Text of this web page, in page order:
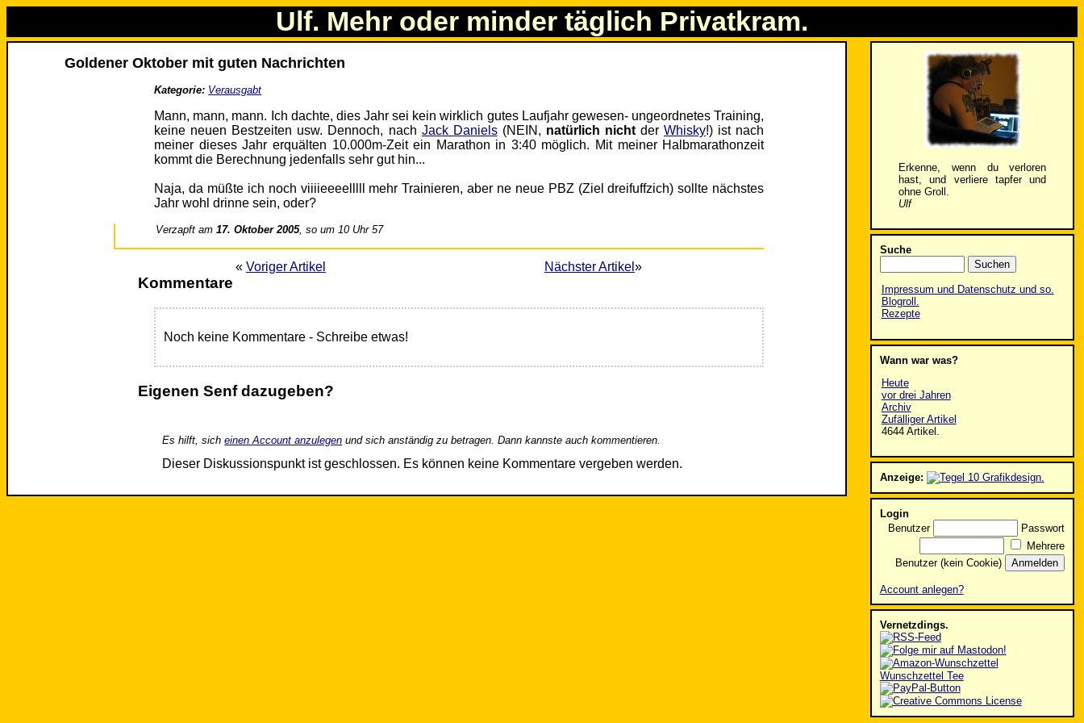
Ulf. Mehr oder minder täglich Privatkram.
Goldener Oktober mit guten Nachrichten
Kategorie: Verausgabt
Mann, mann, mann. Ich dachte, dies Jahr sei kein wirklich gutes Laufjahr gewesen- ungeordnetes Training,
keine neuen Bestzeiten usw. Dennoch, nach Jack Daniels(NEIN, natürlich nichtderWhisky!) ist nach
meiner dieses Jahr erquälten 10.000m-Zeit ein Marathon in 3:40 möglich. Mit meiner Halbmarathonzeit
kommt die Berechnung jedenfalls sehr gut hin...
Naja, da müßte ich noch viiiieeeelllll mehr Trainieren, aber ne neue PBZ (Ziel dreifuffzich) sollte nächstes
Jahr wohl drinne sein, oder?
Verzapft am17. Oktober 2005, so um 10 Uhr 57
« Voriger Artikel Nächster Artikel »
Kommentare
Noch keine Kommentare - Schreibe etwas!
Eigenen Senf dazugeben?
Es hilft, sicheinen Account anzulegen und sich anständig zu betragen. Dann kannste auch kommentieren.
Dieser Diskussionspunkt ist geschlossen. Es können keine Kommentare vergeben werden.
Erkenne, wenn du verloren
hast, und verliere tapfer und
ohne Groll.
Ulf
Suche
Impressum und Datenschutz und so.
Blogroll.
Rezepte
Wann war was?
Heute
vor drei Jahren
Archiv
Zufälliger Artikel
4644 Artikel.
Anzeige:
Login
Benutzer
Passwort
Mehrere
Benutzer (kein Cookie)
Account anlegen?
Vernetzdings.
Wunschzettel Tee